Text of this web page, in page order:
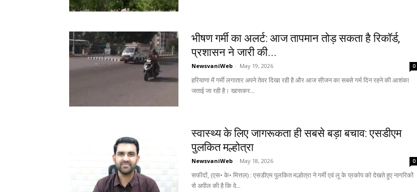
भीषण गर्मी का अलर्ट: आज तापमान तोड़ सकता है रिकॉर्ड,
प्रशासन ने जारी की...
NewsvaniWeb - May 19, 2026 0
हरियाणा में गर्मी लगातार अपने तेवर दिखा रही है और आज सीजन का सबसे गर्म दिन रहने की आशंका
जताई जा रही है। खासकर...
स्वास्थ्य के लिए जागरूकता ही सबसे बड़ा बचाव: एसडीएम
पुलकित मल्होत्रा
NewsvaniWeb - May 18, 2026 0
सफीदों, (एस• के• मित्तल) : एसडीएम पुलकित मल्होत्रा ने गर्मी एवं लू के प्रकोप को देखते हुए नागरिकों
से अपील की है कि वे...